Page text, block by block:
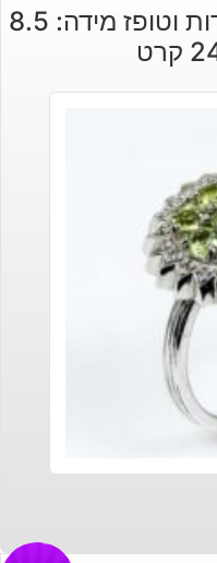
טבעת בשיבוץ אבני פרידות וטופז מידה: 8.5